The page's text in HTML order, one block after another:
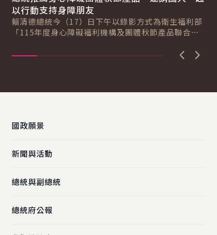
以行動支持身障朋友
賴清德總統今（17）日下午以錄影方式為衛生福利部
「115年度身心障礙福利機構及團體秋節產品聯合推
國政願景
新聞與活動
總統與副總統
總統府公報